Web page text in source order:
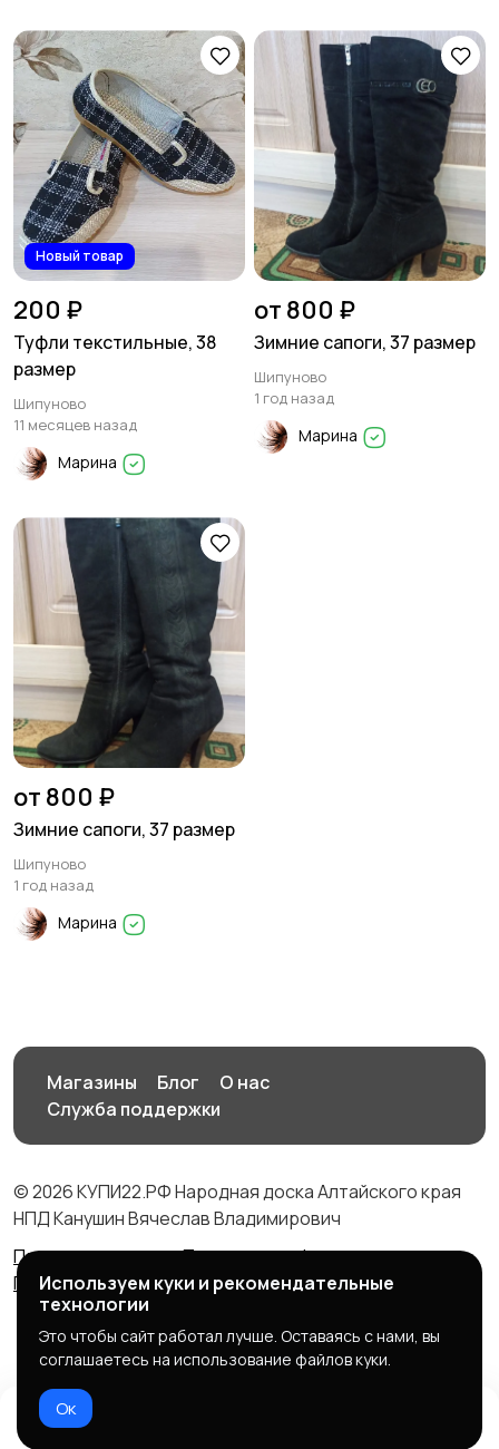
Новый товар
200 ₽
Туфли текстильные, 38
размер
Шипуново
11 месяцев назад
Марина
от 800 ₽
Зимние сапоги, 37 размер
Шипуново
1 год назад
Марина
от 800 ₽
Зимние сапоги, 37 размер
Шипуново
1 год назад
Марина
Магазины Блог
О нас
Служба поддержки
© 2026 КУПИ22.РФ Народная доска Алтайского края
НПД Канушин Вячеслав Владимирович
Правила сервиса
Политика конфиденциальности
Политика использования cookie
Используем куки и рекомендательные
технологии
Это чтобы сайт работал лучше. Оставаясь с нами, вы
соглашаетесь на использование файлов куки.
Ок